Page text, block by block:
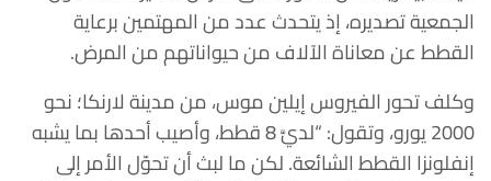
الجمعية تصديره، إذ يتحدث عدد من المهتمين برعاية
القطط عن معاناة الآلاف من حيواناتهم من المرض.
وكلف تحور الفيروس إيلين موس، من مدينة لارنكا؛ نحو
2000 يورو، وتقول: “لديَّ 8 قطط، وأصيب أحدها بما يشبه
إنفلونزا القطط الشائعة. لكن ما لبث أن تحوّل الأمر إلى